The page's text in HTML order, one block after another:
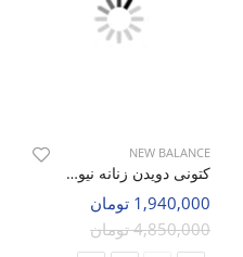
NEW BALANCE
کتونی دویدن زنانه نیو بالانس Neo NB W
1,940,000 تومان
4,850,000 تومان